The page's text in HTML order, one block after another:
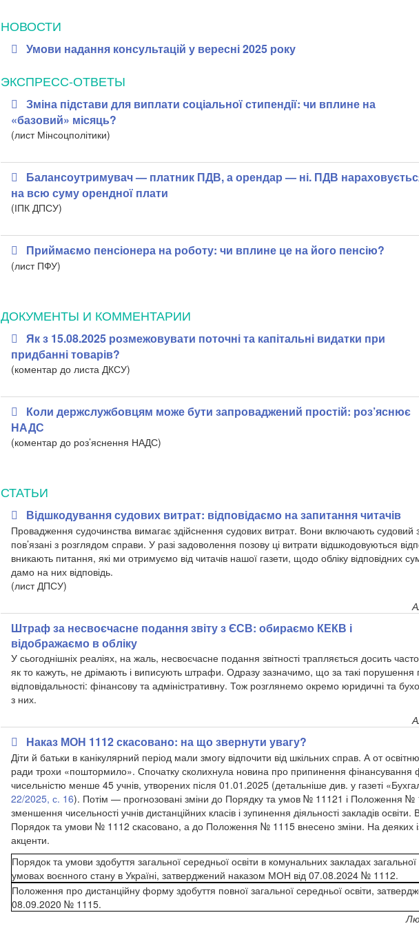
НОВОСТИ
Умови надання консультацій у вересні 2025 року
ЭКСПРЕСС-ОТВЕТЫ
Зміна підстави для виплати соціальної стипендії: чи вплине на
«базовий» місяць?
(лист Мінсоцполітики)
Балансоутримувач — платник ПДВ, а орендар — ні. ПДВ
на всю суму орендної плати
(ІПК ДПСУ)
Приймаємо пенсіонера на роботу: чи вплине це на його пенсію?
(лист ПФУ)
ДОКУМЕНТЫ И КОММЕНТАРИИ
Як з 15.08.2025 розмежовувати поточні та капітальні видатки при
придбанні товарів?
(коментар до листа ДКСУ)
Коли держслужбовцям може бути запроваджений простій: роз’яснює
НАДС
(коментар до роз’яснення НАДС)
СТАТЬИ
Відшкодування судових витрат: відповідаємо на запитання читачів
Провадження судочинства вимагає здійснення судових витрат. Вони включають судовий
пов’язані з розглядом справи. У разі задоволення позову ці витрати відшкодовуються
вникають питання, які ми отримуємо від читачів нашої газети, щодо обліку відповідних
дамо на них відповідь.
(лист ДПСУ)
Штраф за несвоєчасне подання звіту з ЄСВ: обираємо КЕКВ і
відображаємо в обліку
У сьогоднішніх реаліях, на жаль, несвоєчасне подання звітності трапляється досить
як то кажуть, не дрімають і виписують штрафи. Одразу зазначимо, що за такі
відповідальності: фінансову та адміністративну. Тож розглянемо окремо юридичні та
з них.
Наказ МОН 1112 скасовано: на що звернути увагу?
Діти й батьки в канікулярний період мали змогу відпочити від шкільних справ. А от
ради трохи «поштормило». Спочатку сколихнула новина про припинення фінансування
чисельністю менше 45 учнів, утворених після 01.01.2025 (детальніше див. у газеті
22/2025, с. 16). Потім — прогнозовані зміни до Порядку та умов № 11121 і Положення №
зменшення чисельності учнів дистанційних класів і зупинення діяльності закладів
Порядок та умови № 1112 скасовано, а до Положення № 1115 внесено зміни. На деяких
акценти.
Порядок та умови здобуття загальної середньої освіти в комунальних закладах загальної
умовах воєнного стану в Україні, затверджений наказом МОН від 07.08.2024 № 1112.
Положення про дистанційну форму здобуття повної загальної середньої освіти,
08.09.2020 № 1115.